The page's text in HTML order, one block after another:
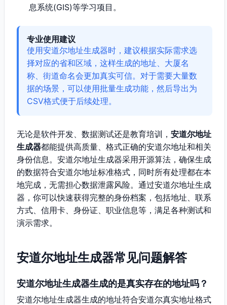
息系统(GIS)等学习项目。
专业使用建议
使用安道尔地址生成器时，建议根据实际需求选
择对应的省和区域，这样生成的地址、大厦名
称、街道命名会更加真实可信。对于需要大量数
据的场景，可以使用批量生成功能，然后导出为
CSV格式便于后续处理。
无论是软件开发、数据测试还是教育培训， 安道尔地址
生成器都能提供高质量、格式正确的安道尔地址和相关
身份信息。安道尔地址生成器采用开源算法，确保生成
的数据符合安道尔地址标准格式，同时所有处理都在本
地完成，无需担心数据泄露风险。通过安道尔地址生成
器，你可以快速获得完整的身份档案，包括地址、联系
方式、信用卡、身份证、职业信息等，满足各种测试和
演示需求。
安道尔地址生成器常见问题解答
安道尔地址生成器生成的是真实存在的地址吗？
安道尔地址生成器生成的地址符合安道尔真实地址格式